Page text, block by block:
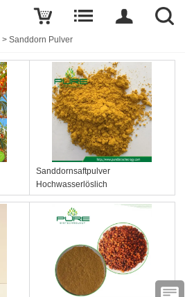
>Sanddorn Pulver
Sanddornsaftpulver
Hochwasserlöslich